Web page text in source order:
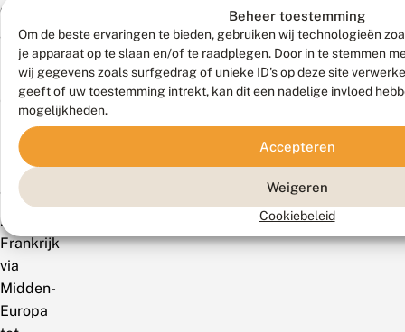
Beheer toestemming
Om de beste ervaringen te bieden, gebruiken wij technologieën
je apparaat op te slaan en/of te raadplegen. Door in te stemmen
wij gegevens zoals surfgedrag of unieke ID's op deze site
geeft of uw toestemming intrekt, kan dit een nadelige invloed
mogelijkheden.
Accepteren
Weigeren
Cookiebeleid
ook
gemeld
Luik
Luxemburg.
Mondiaal
Van
Zuidwest-
Frankrijk
via
Midden-
Europa